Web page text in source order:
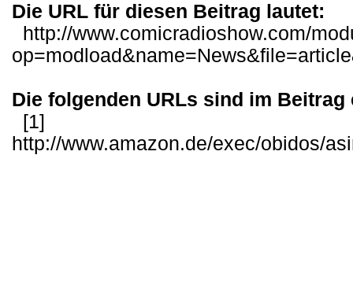
Die URL für diesen Beitrag lautet:
http://www.comicradioshow.com/
Die folgenden URLs sind im Beitrag
[1]
http://www.amazon.de/exec/obidos/